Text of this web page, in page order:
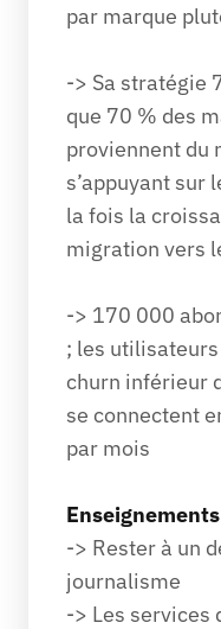
par marque
-> Sa stratégie
que 70 % des
proviennent du
s’appuyant sur
la fois la
migration vers
-> 170 000
; les
churn inférieur
se connectent
par mois
-> Rester à un
journalisme
-> Les services